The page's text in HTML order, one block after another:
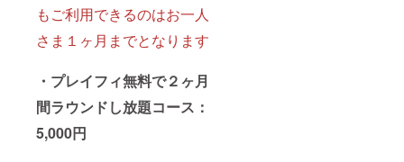
もご利用できるのはお一人
さま１ヶ月までとなります
・プレイフィ無料で２ヶ月
間ラウンドし放題コース：
5,000円